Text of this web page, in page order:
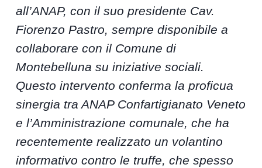
all’ANAP, con il suo presidente Cav.
Fiorenzo Pastro, sempre disponibile a
collaborare con il Comune di
Montebelluna su iniziative sociali.
Questo intervento conferma la proficua
sinergia tra ANAP Confartigianato Veneto
e l’Amministrazione comunale, che ha
recentemente realizzato un volantino
informativo contro le truffe, che spesso